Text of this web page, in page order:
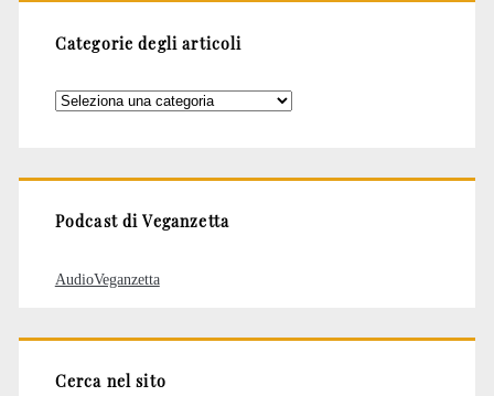
Categorie degli articoli
Categorie
Podcast di Veganzetta
AudioVeganzetta
Cerca nel sito